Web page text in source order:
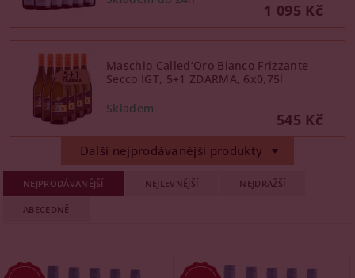
1 095 Kč
Maschio Called‘Oro Bianco Frizzante
Secco IGT, 5+1 ZDARMA, 6x0,75l
545 Kč
Další nejprodávanější produkty
NEJPRODÁVANĚJŠÍ NEJLEVNĚJŠÍ NEJDRAŽŠÍ
ABECEDNĚ